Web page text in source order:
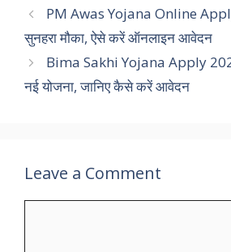
PM Awas Yojana Online
सुनहरा मौका, ऐसे करें ऑनलाइन आवेदन
Bima Sakhi Yojana Apply
नई योजना, जानिए कैसे करें आवेदन
Leave a Comment